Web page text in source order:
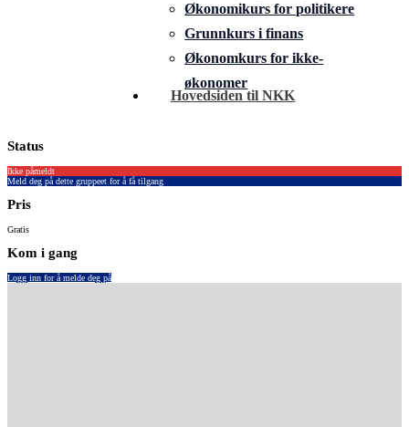
Økonomikurs for politikere
Grunnkurs i finans
Økonomkurs for ikke-
økonomer
Hovedsiden til NKK
Status
Ikke påmeldt
Meld deg på dette gruppeet for å få tilgang
Pris
Gratis
Kom i gang
Logg inn for å melde deg på